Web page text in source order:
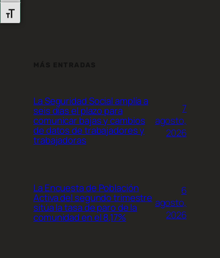
Alternar Tamaño De Letra
La Seguridad Social amplía a
seis días el plazo para
comunicar bajas y cambios
de datos de trabajadores y
trabajadoras
7
agosto,
2026
La Encuesta de Población
Activa del segundo trimestre
sitúa la tasa de paro de la
comunidad en el 8,17%
6
agosto,
2026